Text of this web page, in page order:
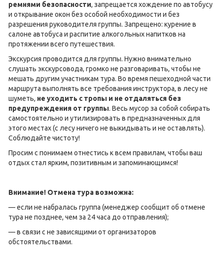
ремнями безопасности, запрещается хождение по автобусу
и открывание окон без особой необходимости и без
разрешения руководителя группы. Запрещено: курение в
салоне автобуса и распитие алкогольных напитков на
протяжении всего путешествия.
Экскурсия проводится для группы. Нужно внимательно
слушать экскурсовода, громко не разговаривать, чтобы не
мешать другим участникам тура. Во время пешеходной части
маршрута выполнять все требования инструктора, в лесу не
шуметь, не уходить с тропы и не отдаляться без
предупреждения от группы. Весь мусор за собой собирать
самостоятельно и утилизировать в предназначенных для
этого местах (с лесу ничего не выкидывать и не оставлять).
Соблюдайте чистоту!
Просим с понимаем отнестись к всем правилам, чтобы ваш
отдых стал ярким, позитивным и запоминающимся!
Внимание! Отмена тура возможна:
— если не набралась группа (менеджер сообщит об отмене
тура не позднее, чем за 24 часа до отправления);
— в связи с не зависящими от организаторов
обстоятельствами.